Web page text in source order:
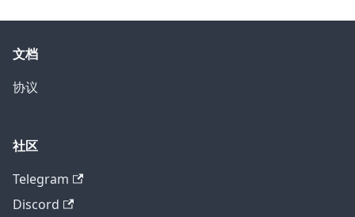
文档
协议
社区
Telegram
Discord